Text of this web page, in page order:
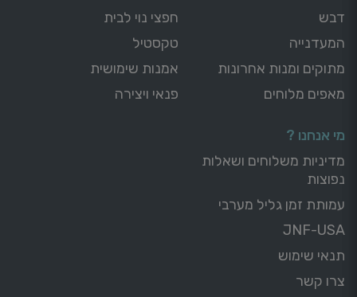
דבש
המעדנייה
מתוקים ומנות אחרונות
מאפים מלוחים
חפצי נוי לבית
טקסטיל
אמנות שימושית
פנאי ויצירה
מי אנחנו ?
מדיניות משלוחים ושאלות
נפוצות
עמותת זמן גליל מערבי
JNF-USA
תנאי שימוש
צרו קשר